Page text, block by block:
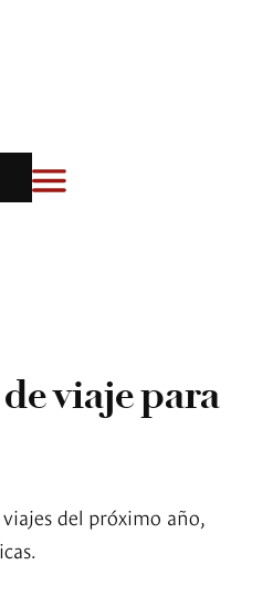
viaje para
del próximo año,